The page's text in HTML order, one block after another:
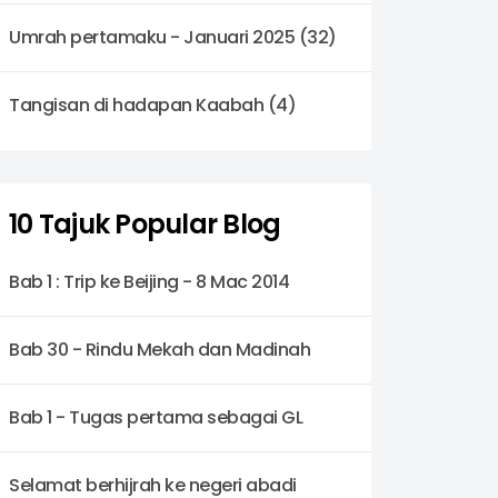
Umrah pertamaku - Januari 2025 (32)
Tangisan di hadapan Kaabah (4)
10 Tajuk Popular Blog
Bab 1 : Trip ke Beijing - 8 Mac 2014
Bab 30 - Rindu Mekah dan Madinah
Bab 1 - Tugas pertama sebagai GL
Selamat berhijrah ke negeri abadi